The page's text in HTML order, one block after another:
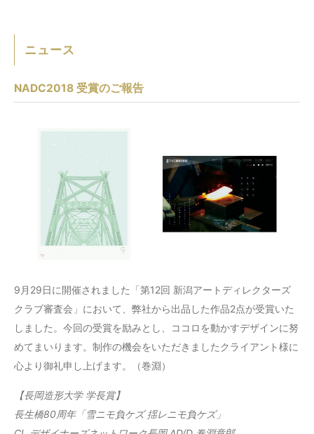
ニュース
NADC2018 受賞のご報告
9月29日に開催されました「第12回 新潟アートディレクターズ
クラブ審査会」において、弊社から出品した作品2点が受賞いた
しました。今回の受賞を励みとし、ココロを動かすデザインに努
めてまいります。制作の機会をいただきましたクライアント様に
心より御礼申し上げます。（巻淵）
【長岡造形大学 学長賞】
長生橋80周年「雪ニモ負ケズ 揺レニモ負ケズ」